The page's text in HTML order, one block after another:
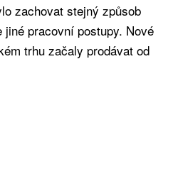
zachovat stejný způsob
pracovní postupy. Nové
trhu začaly prodávat od